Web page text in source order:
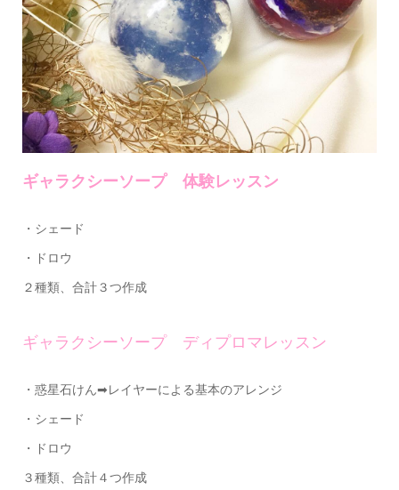
ギャラクシーソープ 体験レッスン
・シェード
・ドロウ
２種類、合計３つ作成
ギャラクシーソープ ディプロマレッスン
・惑星石けん➡レイヤーによる基本のアレンジ
・シェード
・ドロウ
３種類、合計４つ作成